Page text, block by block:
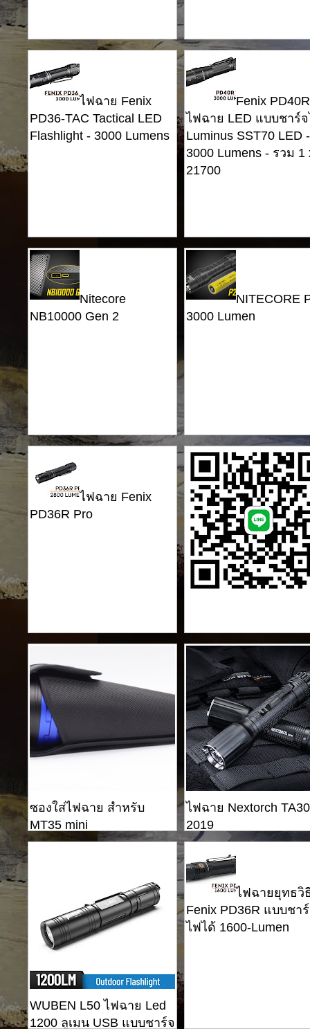
ไฟฉาย Fenix ​​
PD36-TAC Tactical LED
Flashlight - 3000 Lumens
Fenix
ไฟฉาย LED แบบชาร์
Luminus SST70 LED -
3000 Lumens - รวม 1
21700
Nitecore
NB10000 Gen 2
NITECORE
3000 Lumen
ไฟฉาย Fenix
PD36R Pro
ซองใส่ไฟฉาย สำหรับ
MT35 mini
ไฟฉาย Nextorch TA30
2019
WUBEN L50 ไฟฉาย Led
1200 ลูเมน USB แบบชาร์จ
ไฟฉายยุทธวิ
Fenix ​​PD36R แบบชา
ไฟได้ 1600-Lumen